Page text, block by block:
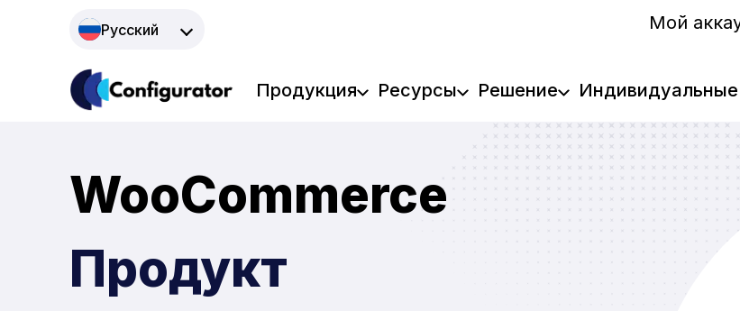
содержанию
Русский Мой
Продукция Ресурсы Решение
WooCommerce
Продукт